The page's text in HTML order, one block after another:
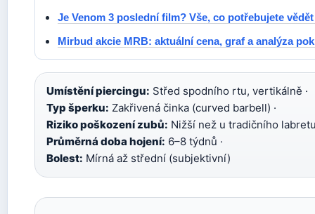
Je Venom 3 poslední film? Vše, co potřebujete
Mirbud akcie MRB: aktuální cena, graf a analýza
Umístění piercingu: Střed spodního rtu, vertikálně ·
Typ šperku: Zakřivená činka (curved barbell) ·
Riziko poškození zubů: Nižší než u tradičního
Průměrná doba hojení: 6–8 týdnů ·
Bolest: Mírná až střední (subjektivní)